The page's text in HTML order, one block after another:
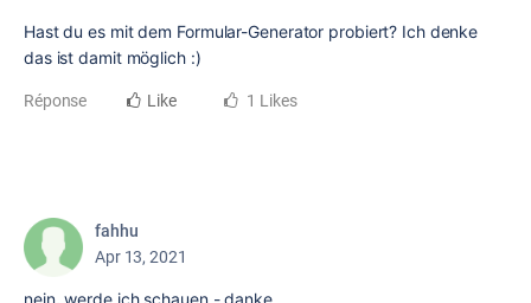
Hast du es mit dem Formular-Generator probiert? Ich denke
das ist damit möglich :)
Réponse Like 1 Likes
fahhu
Apr 13, 2021
nein, werde ich schauen - danke